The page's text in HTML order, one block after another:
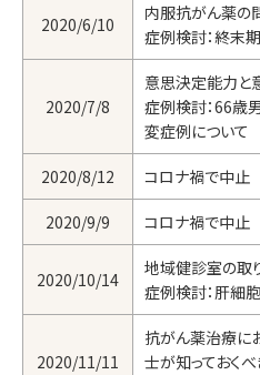
2020/6/10
内服抗がん薬の
症例検討：終末
2020/7/8
意思決定能力と
症例検討：66歳
変症例について
2020/8/12 コロナ禍で中止
2020/9/9 コロナ禍で中止
2020/10/14
地域健診室の取
症例検討：肝細
2020/11/11
抗がん薬治療に
士が知っておくべ